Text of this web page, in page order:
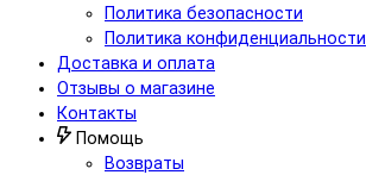
Политика безопасности
Политика конфиденциальности
Доставка и оплата
Отзывы о магазине
Контакты
Помощь
Возвраты